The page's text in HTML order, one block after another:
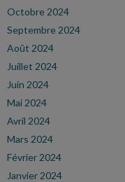
Octobre 2024
Septembre 2024
Août 2024
Juillet 2024
Juin 2024
Mai 2024
Avril 2024
Mars 2024
Février 2024
Janvier 2024